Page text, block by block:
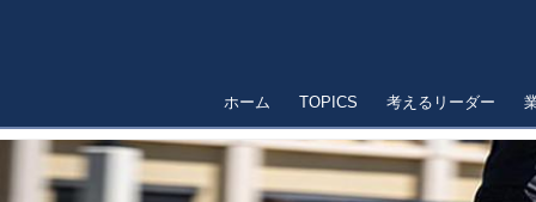
ホーム TOPICS 考えるリーダー